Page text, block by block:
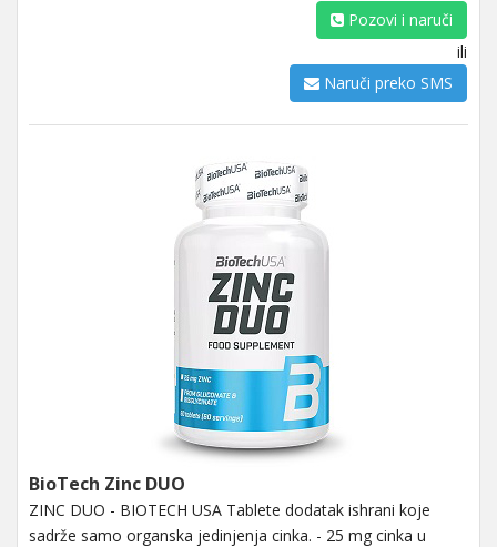
Pozovi i naruči
ili
Naruči preko SMS
BioTech Zinc DUO
ZINC DUO - BIOTECH USA Tablete dodatak ishrani koje
sadrže samo organska jedinjenja cinka. - 25 mg cinka u